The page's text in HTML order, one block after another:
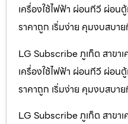
เครื่องใช้ไฟฟ้า ผ่อนทีวี ผ่อน
ราคาถูก เริ่มง่าย คุมงบสบ
LG Subscribe ภูเก็ต สาขา
เครื่องใช้ไฟฟ้า ผ่อนทีวี ผ่อน
ราคาถูก เริ่มง่าย คุมงบสบา
LG Subscribe ภูเก็ต สาขา